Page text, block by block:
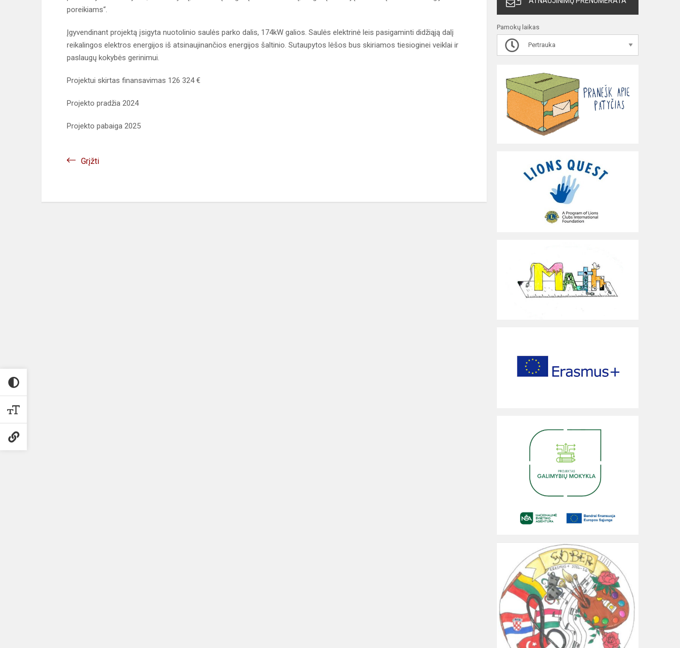
poreikiams“.
Įgyvendinant projektą įsigyta nuotolinio saulės parko dalis, 174kW galios. Saulės elektrinė leis pasigaminti didžiąją dalį
reikalingos elektros energijos iš atsinaujinančios energijos šaltinio. Sutaupytos lėšos bus skiriamos tiesioginei veiklai ir
paslaugų kokybės gerinimui.
Projektui skirtas finansavimas 126 324 €
Projekto pradžia 2024
Projekto pabaiga 2025
Grįžti
Pamokų laikas
Pertrauka